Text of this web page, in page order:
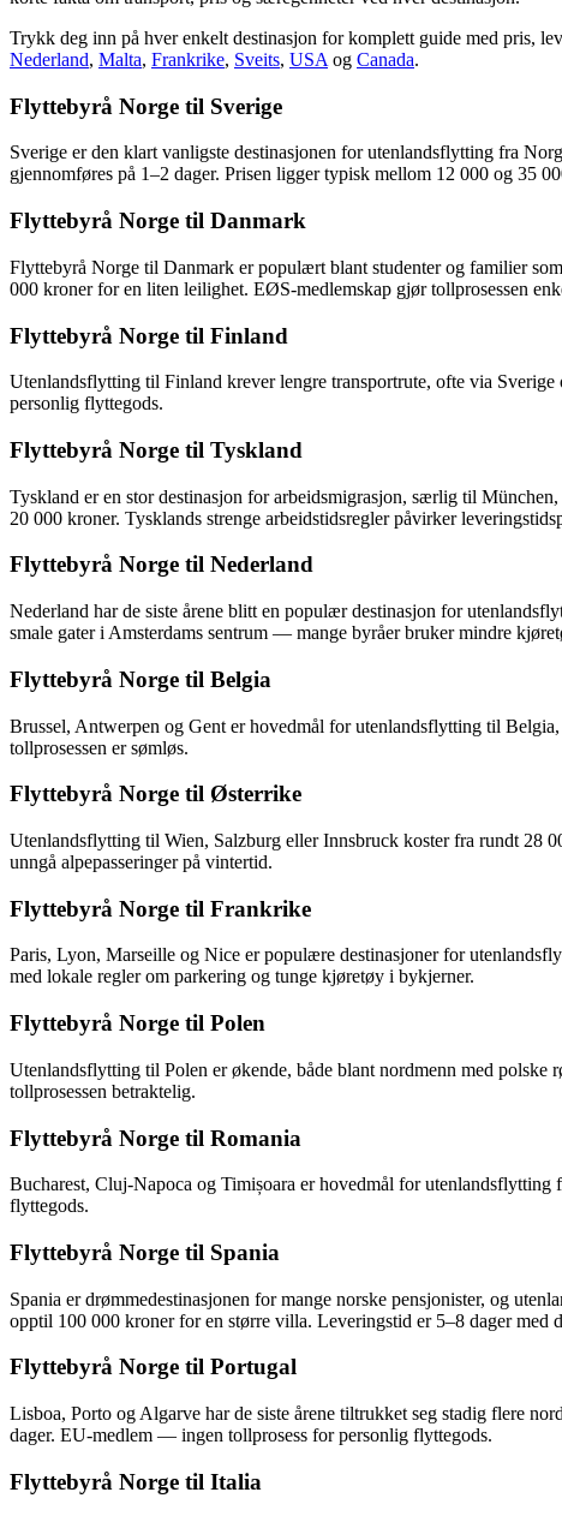
Trykk deg inn på hver enkelt destinasjon for komplett guide med pris,
Nederland, Malta, Frankrike, Sveits, USA og Canada.
Flyttebyrå Norge til Sverige
Sverige er den klart vanligste destinasjonen for utenlandsflytting fra
gjennomføres på 1–2 dager. Prisen ligger typisk mellom 12 000 og 35
Flyttebyrå Norge til Danmark
Flyttebyrå Norge til Danmark er populært blant studenter og familier
000 kroner for en liten leilighet. EØS-medlemskap gjør tollprosessen
Flyttebyrå Norge til Finland
Utenlandsflytting til Finland krever lengre transportrute, ofte via
personlig flyttegods.
Flyttebyrå Norge til Tyskland
Tyskland er en stor destinasjon for arbeidsmigrasjon, særlig til
20 000 kroner. Tysklands strenge arbeidstidsregler påvirker
Flyttebyrå Norge til Nederland
Nederland har de siste årene blitt en populær destinasjon for
smale gater i Amsterdams sentrum — mange byråer bruker mindre
Flyttebyrå Norge til Belgia
Brussel, Antwerpen og Gent er hovedmål for utenlandsflytting til
tollprosessen er sømløs.
Flyttebyrå Norge til Østerrike
Utenlandsflytting til Wien, Salzburg eller Innsbruck koster fra rundt 28
unngå alpepasseringer på vintertid.
Flyttebyrå Norge til Frankrike
Paris, Lyon, Marseille og Nice er populære destinasjoner for
med lokale regler om parkering og tunge kjøretøy i bykjerner.
Flyttebyrå Norge til Polen
Utenlandsflytting til Polen er økende, både blant nordmenn med
tollprosessen betraktelig.
Flyttebyrå Norge til Romania
Bucharest, Cluj-Napoca og Timișoara er hovedmål for
flyttegods.
Flyttebyrå Norge til Spania
Spania er drømmedestinasjonen for mange norske pensjonister, og
opptil 100 000 kroner for en større villa. Leveringstid er 5–8 dager med
Flyttebyrå Norge til Portugal
Lisboa, Porto og Algarve har de siste årene tiltrukket seg stadig flere
dager. EU-medlem — ingen tollprosess for personlig flyttegods.
Flyttebyrå Norge til Italia